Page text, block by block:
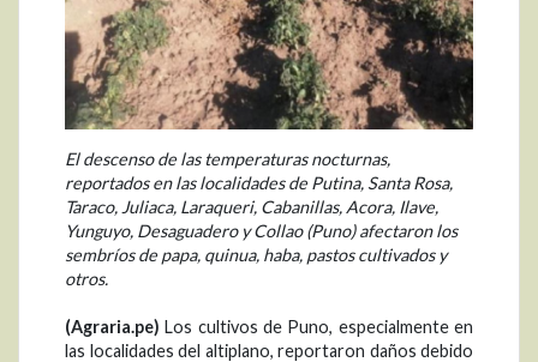
El descenso de las temperaturas nocturnas,
reportados en las localidades de Putina, Santa Rosa,
Taraco, Juliaca, Laraqueri, Cabanillas, Acora, Ilave,
Yunguyo, Desaguadero y Collao (Puno) afectaron los
sembríos de papa, quinua, haba, pastos cultivados y
otros.
(Agraria.pe) Los cultivos de Puno, especialmente en
las localidades del altiplano, reportaron daños debido